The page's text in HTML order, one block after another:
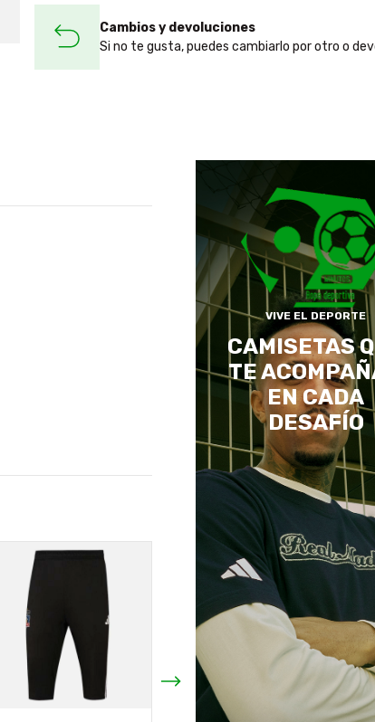
Cambios y devoluciones
Si no te gusta, puedes cambiarlo por otro o
VIVE EL DEPORTE
CAMISETAS
TE
EN CADA
DESAFÍO